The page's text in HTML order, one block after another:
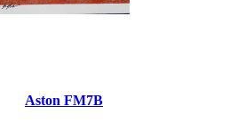
Aston FM7B